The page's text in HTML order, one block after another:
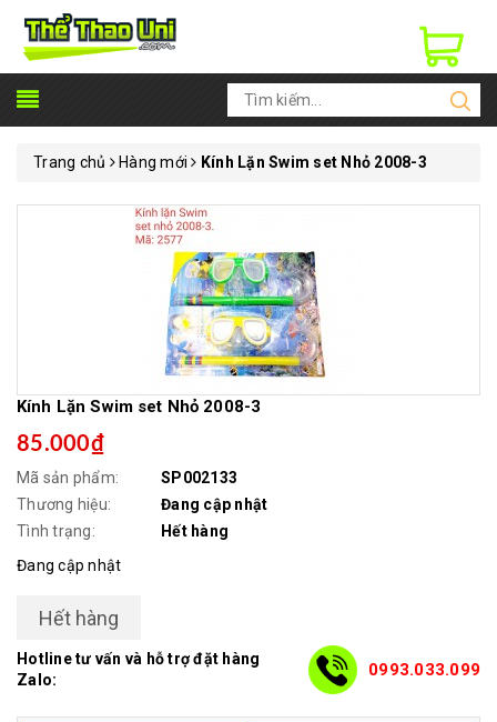
Trang chủ Hàng mới Kính Lặn Swim set Nhỏ 2008-3
Kính Lặn Swim set Nhỏ 2008-3
85.000₫
Mã sản phẩm:
SP002133
Thương hiệu:
Đang cập nhật
Tình trạng:
Hết hàng
Đang cập nhật
Hết hàng
Hotline tư vấn và hỗ trợ đặt hàng
Zalo:
0993.033.099